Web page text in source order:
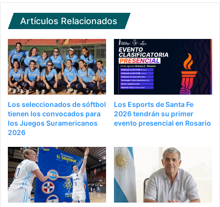
Artículos Relacionados
Los seleccionados de sóftbol
tienen los convocados para
los Juegos Suramericanos
2026
Los Esports de Santa Fe
2026 tendrán su primer
evento presencial en Rosario